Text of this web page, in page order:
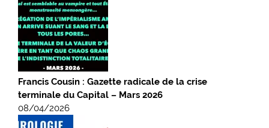
Francis Cousin : Gazette radicale de la crise
terminale du Capital – Mars 2026
08/04/2026